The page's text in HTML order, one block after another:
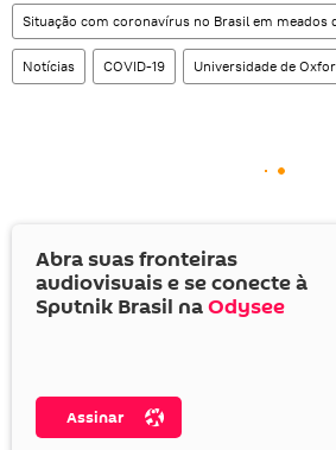
Situação com coronavírus no Brasil em meados
Notícias COVID-19 Universidade de
Abra suas fronteiras
audiovisuais e se conecte à
Sputnik Brasil naOdysee
Assinar